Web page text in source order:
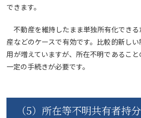
できます。
不動産を維持したまま単独所有化でき
産などのケースで有効です。比較的新し
用が増えていますが、所在不明であるこ
一定の手続きが必要です。
（5）所在等不明共有者持